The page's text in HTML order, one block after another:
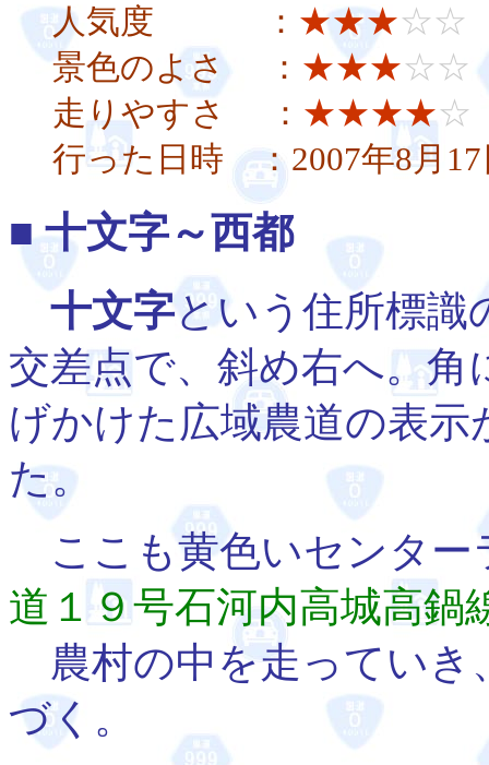
人気度 ： ★★★☆☆
景色のよさ ： ★★★☆☆
走りやすさ ： ★★★★☆
行った日時 ：2007年8月17
■ 十文字～西都
十文字という住所標識
交差点で、斜め右へ。角
げかけた広域農道の表示
た。
ここも黄色いセンター
道１９号石河内高城高鍋
農村の中を走っていき
づく。